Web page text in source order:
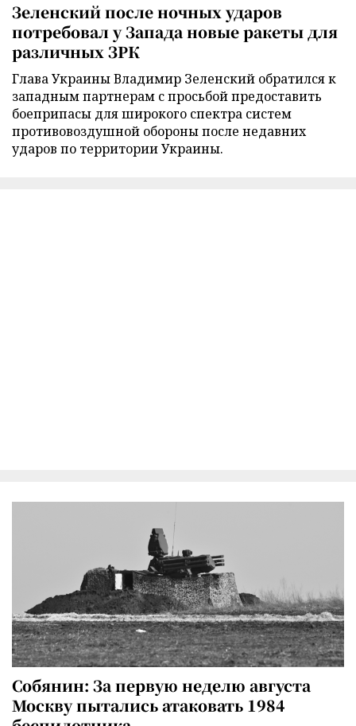
Зеленский после ночных ударов
потребовал у Запада новые ракеты для
различных ЗРК
Глава Украины Владимир Зеленский обратился к
западным партнерам с просьбой предоставить
боеприпасы для широкого спектра систем
противовоздушной обороны после недавних
ударов по территории Украины.
Собянин: За первую неделю августа
Москву пытались атаковать 1984